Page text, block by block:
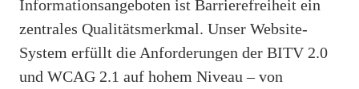
Informationsangeboten ist Barrierefreiheit ein
zentrales Qualitätsmerkmal. Unser Website-
System erfüllt die Anforderungen der BITV 2.0
und WCAG 2.1 auf hohem Niveau – von